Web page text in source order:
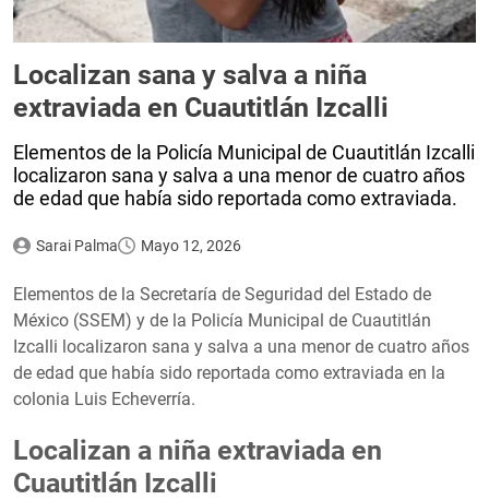
Localizan sana y salva a niña
extraviada en Cuautitlán Izcalli
Elementos de la Policía Municipal de Cuautitlán Izcalli
localizaron sana y salva a una menor de cuatro años
de edad que había sido reportada como extraviada.
Sarai Palma Mayo 12, 2026
Elementos de la Secretaría de Seguridad del Estado de
México (SSEM) y de la Policía Municipal de Cuautitlán
Izcalli localizaron sana y salva a una menor de cuatro años
de edad que había sido reportada como extraviada en la
colonia Luis Echeverría.
Localizan a niña extraviada en
Cuautitlán Izcalli